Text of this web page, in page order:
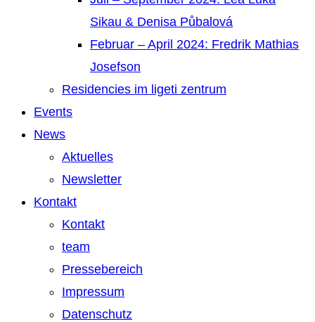
Sikau & Denisa Půbalová
Februar – April 2024: Fredrik Mathias
Josefson
Residencies im ligeti zentrum
Events
News
Aktuelles
Newsletter
Kontakt
Kontakt
team
Pressebereich
Impressum
Datenschutz